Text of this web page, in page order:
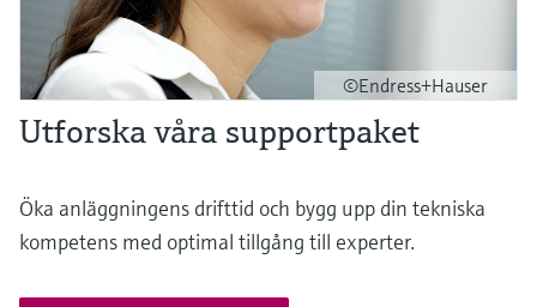
©Endress+Hauser
Utforska våra supportpaket
Öka anläggningens drifttid och bygg upp din tekniska
kompetens med optimal tillgång till experter.